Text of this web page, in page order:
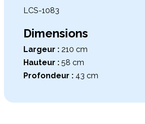
LCS-1083
Dimensions
Largeur : 210 cm
Hauteur : 58 cm
Profondeur : 43 cm